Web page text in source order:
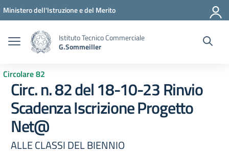
Vai ai contenuti
Vai al menu di navigazione
Vai al footer
Ministero dell'Istruzione e del Merito
Istituto Tecnico Commerciale
G.Sommeiller
Circolare 82
Circ. n. 82 del 18-10-23 Rinvio
Scadenza Iscrizione Progetto
Net@
ALLE CLASSI DEL BIENNIO